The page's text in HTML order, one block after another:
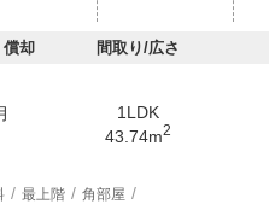
却 間取り/広さ
1LDK
43.74m2
最上階 角部屋